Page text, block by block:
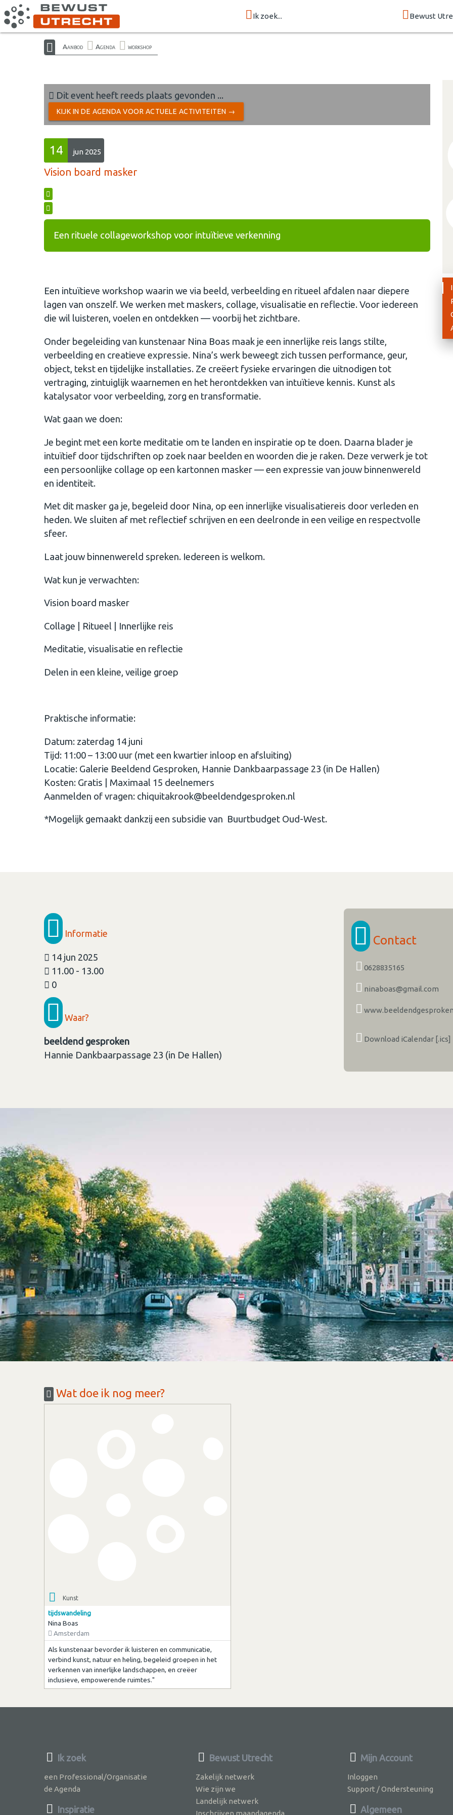
Ik zoek... Bewust
Aanbod Agenda workshop
Dit event heeft reeds plaats gevonden ...
KIJK IN DE AGENDA VOOR ACTUELE ACTIVITEITEN →
14 jun 2025
Vision board masker
Een rituele collageworkshop voor intuïtieve verkenning
Een intuïtieve workshop waarin we via beeld, verbeelding en ritueel afdalen naar diepere
lagen van onszelf. We werken met maskers, collage, visualisatie en reflectie. Voor iedereen
die wil luisteren, voelen en ontdekken — voorbij het zichtbare.
Onder begeleiding van kunstenaar Nina Boas maak je een innerlijke reis langs stilte,
verbeelding en creatieve expressie. Nina’s werk beweegt zich tussen performance, geur,
object, tekst en tijdelijke installaties. Ze creëert fysieke ervaringen die uitnodigen tot
vertraging, zintuiglijk waarnemen en het herontdekken van intuïtieve kennis. Kunst als
katalysator voor verbeelding, zorg en transformatie.
Wat gaan we doen:
Je begint met een korte meditatie om te landen en inspiratie op te doen. Daarna blader je
intuïtief door tijdschriften op zoek naar beelden en woorden die je raken. Deze verwerk je tot
een persoonlijke collage op een kartonnen masker — een expressie van jouw binnenwereld
en identiteit.
Met dit masker ga je, begeleid door Nina, op een innerlijke visualisatiereis door verleden en
heden. We sluiten af met reflectief schrijven en een deelronde in een veilige en respectvolle
sfeer.
Laat jouw binnenwereld spreken. Iedereen is welkom.
Wat kun je verwachten:
Vision board masker
Collage | Ritueel | Innerlijke reis
Meditatie, visualisatie en reflectie
Delen in een kleine, veilige groep
Praktische informatie:
Datum: zaterdag 14 juni
Tijd: 11:00 – 13:00 uur (met een kwartier inloop en afsluiting)
Locatie: Galerie Beeldend Gesproken, Hannie Dankbaarpassage 23 (in De Hallen)
Kosten: Gratis | Maximaal 15 deelnemers
Aanmelden of vragen: chiquitakrook@beeldendgesproken.nl
*Mogelijk gemaakt dankzij een subsidie van Buurtbudget Oud-West.
Informatie
14 jun 2025
11.00 - 13.00
0
Waar?
beeldend gesproken
Hannie Dankbaarpassage 23 (in De Hallen)
Contact
0628835165
ninaboas@gmail.com
Download iCalendar [.ics]
Wat doe ik nog meer?
Kunst
tijdswandeling
Nina Boas
Amsterdam
Als kunstenaar bevorder ik luisteren en communicatie,
verbind kunst, natuur en heling, begeleid groepen in het
verkennen van innerlijke landschappen, en creëer
inclusieve, empowerende ruimtes."
Ik zoek
een Professional/Organisatie
de Agenda
Inspiratie
Bewust Utrecht
Zakelijk netwerk
Wie zijn we
Landelijk netwerk
Inschrijven maandagenda
Mijn Account
Inloggen
Support / Ondersteuning
Algemeen